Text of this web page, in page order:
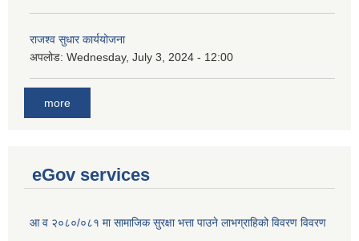
राजश्व सुधार कार्ययोजना
अपलोड: Wednesday, July 3, 2024 - 12:00
more
eGov services
आ व २०८०/०८१ मा सामाजिक सुरक्षा भत्ता पाउने लाभग्राहिको विवरण विवरण